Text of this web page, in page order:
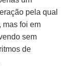
pela qual
mas foi em
sem
de